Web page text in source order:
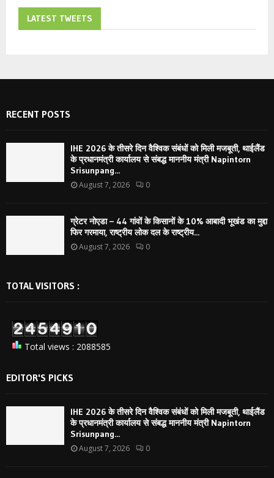
LATEST TWEETS
RECENT POSTS
IHE 2026 के तीसरे दिन वैश्विक संबंधों को मिली मजबूती, थाईलैंड
के प्रधानमंत्री कार्यालय से संबद्ध माननीय मंत्री Napintorn
Srisunpang...
August 7, 2026 0
ग्रेटर नोएडा – 44 गांवों के किसानों के 10% आबादी भूखंड का मुद्दा
फिर गरमाया, राष्ट्रीय लोक दल के राष्ट्रीय...
August 7, 2026 0
TOTAL VISITORS :
Total views : 2088585
EDITOR'S PICKS
IHE 2026 के तीसरे दिन वैश्विक संबंधों को मिली मजबूती, थाईलैंड
के प्रधानमंत्री कार्यालय से संबद्ध माननीय मंत्री Napintorn
Srisunpang...
August 7, 2026 0